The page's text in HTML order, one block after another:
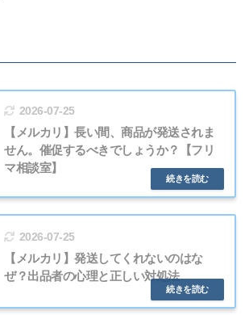
2026-07-25
【メルカリ】長い間、商品が発送されま
せん。催促するべきでしょうか？【フリ
マ相談室】
2026-07-25
【メルカリ】発送してくれないのはな
ぜ？出品者の心理と正しい対処法